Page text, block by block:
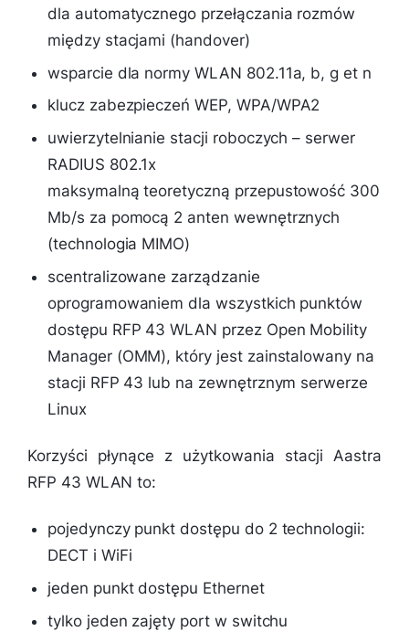
dla automatycznego przełączania rozmów
między stacjami (handover)
wsparcie dla normy WLAN 802.11a, b, g et n
klucz zabezpieczeń WEP, WPA/WPA2
uwierzytelnianie stacji roboczych – serwer
RADIUS 802.1x
maksymalną teoretyczną przepustowość 300
Mb/s za pomocą 2 anten wewnętrznych
(technologia MIMO)
scentralizowane zarządzanie
oprogramowaniem dla wszystkich punktów
dostępu RFP 43 WLAN przez Open Mobility
Manager (OMM), który jest zainstalowany na
stacji RFP 43 lub na zewnętrznym serwerze
Linux
Korzyści płynące z użytkowania stacji Aastra
RFP 43 WLAN to:
pojedynczy punkt dostępu do 2 technologii:
DECT i WiFi
jeden punkt dostępu Ethernet
tylko jeden zajęty port w switchu